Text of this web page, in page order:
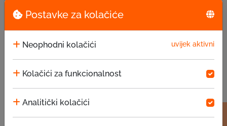
Postavke za kolačiće
Neophodni kolačići uvijek aktivni
Kolačići za funkcionalnost
Analitički kolačići
Pročitao sam i prihvatam uslove korištenja